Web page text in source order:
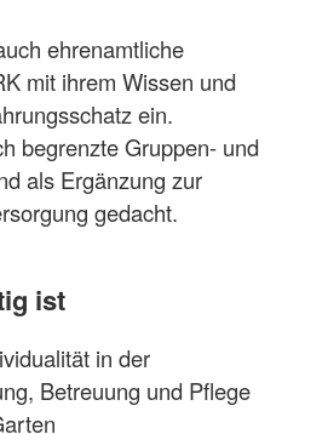
ehrenamtliche
mit ihrem Wissen und
ein.
begrenzte Gruppen- und
als Ergänzung zur
gedacht.
ist
in der
Betreuung und Pflege